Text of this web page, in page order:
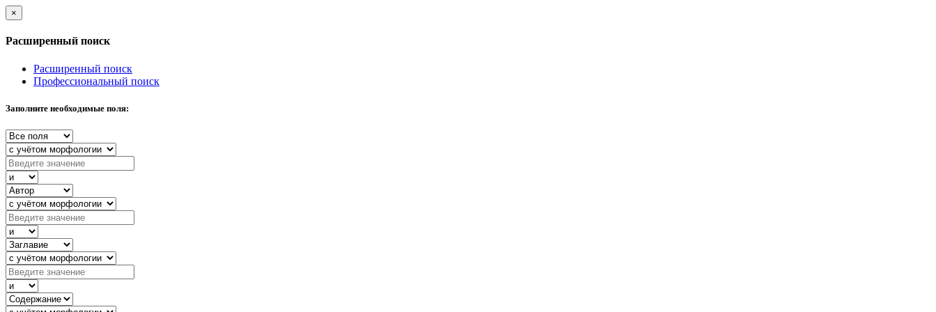
×
Расширенный поиск
Расширенный поиск
Профессиональный поиск
Заполните необходимые поля: